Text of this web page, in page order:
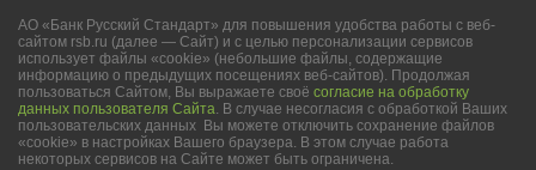
АО «Банк Русский Стандарт» для повышения удобства работы с веб-
сайтом rsb.ru (далее — Сайт) и с целью персонализации сервисов
использует файлы «cookie» (небольшие файлы, содержащие
информацию о предыдущих посещениях веб-сайтов). Продолжая
пользоваться Сайтом, Вы выражаете своё согласие на обработку
данных пользователя Сайта. В случае несогласия с обработкой Ваших
пользовательских данных Вы можете отключить сохранение файлов
«cookie» в настройках Вашего браузера. В этом случае работа
некоторых сервисов на Сайте может быть ограничена.